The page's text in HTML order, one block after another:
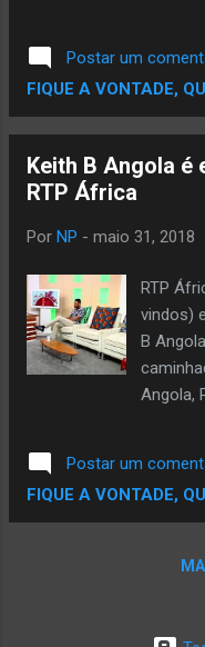
“Nosso
Postar um
FIQUE A VONTADE,
Keith B Angola é
RTP África
Por NP - maio 31, 2018
RTP
vindos)
B
Angola,
Pipocas
sobre a
Hop,
CDT,
Postar um
FIQUE A VONTADE,